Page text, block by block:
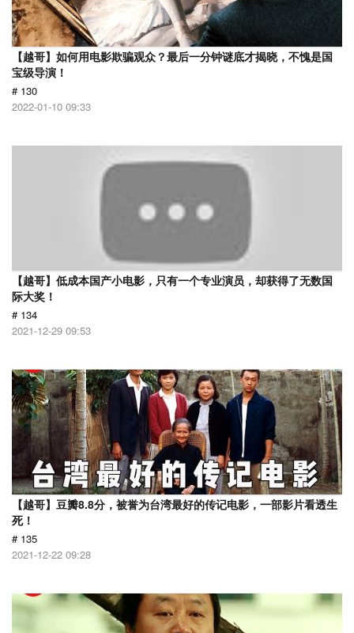
【越哥】如何用电影欺骗观众？最后一分钟谜底才揭晓，不愧是国
宝级导演！
# 130
2022-01-10 09:33
【越哥】低成本国产小电影，只有一个专业演员，却获得了无数国
际大奖！
# 134
2021-12-29 09:53
【越哥】豆瓣8.8分，被誉为台湾最好的传记电影，一部影片看透生
死！
# 135
2021-12-22 09:28